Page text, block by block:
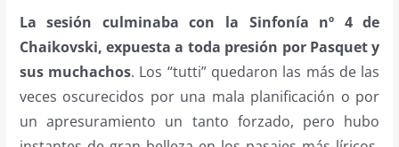
La sesión culminaba con la Sinfonía nº 4 de
Chaikovski, expuesta a toda presión por Pasquet y
sus muchachos. Los “tutti” quedaron las más de las
veces oscurecidos por una mala planificación o por
un apresuramiento un tanto forzado, pero hubo